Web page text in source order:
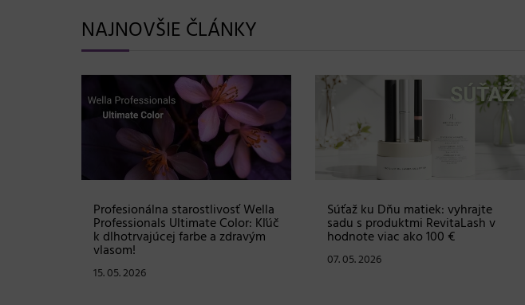
NAJNOVŠIE ČLÁNKY
Profesionálna starostlivosť Wella
Professionals Ultimate Color: Kľúč
k dlhotrvajúcej farbe a zdravým
vlasom!
15. 05. 2026
Súťaž ku Dňu matiek: vyhrajte
sadu s produktmi RevitaLash v
hodnote viac ako 100 €
07. 05. 2026